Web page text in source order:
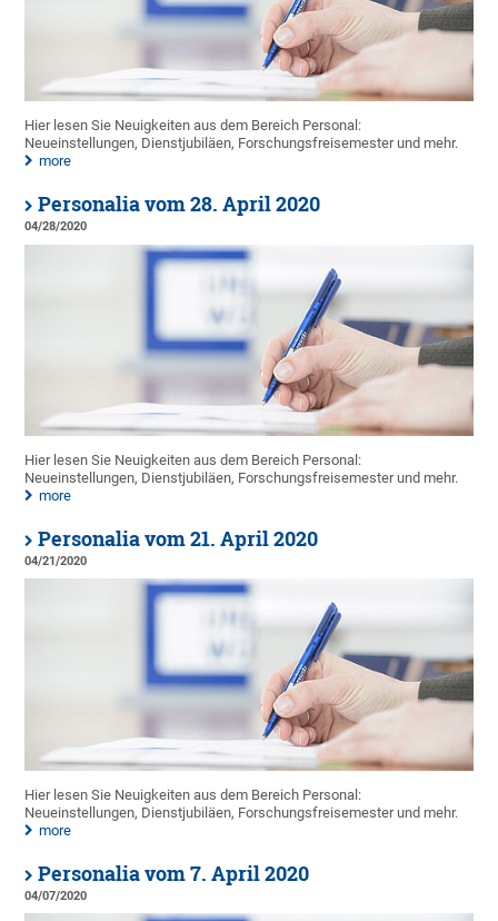
Hier lesen Sie Neuigkeiten aus dem Bereich Personal:
Neueinstellungen, Dienstjubiläen, Forschungsfreisemester und mehr.
more
Personalia vom 28. April 2020
04/28/2020
Hier lesen Sie Neuigkeiten aus dem Bereich Personal:
Neueinstellungen, Dienstjubiläen, Forschungsfreisemester und mehr.
more
Personalia vom 21. April 2020
04/21/2020
Hier lesen Sie Neuigkeiten aus dem Bereich Personal:
Neueinstellungen, Dienstjubiläen, Forschungsfreisemester und mehr.
more
Personalia vom 7. April 2020
04/07/2020